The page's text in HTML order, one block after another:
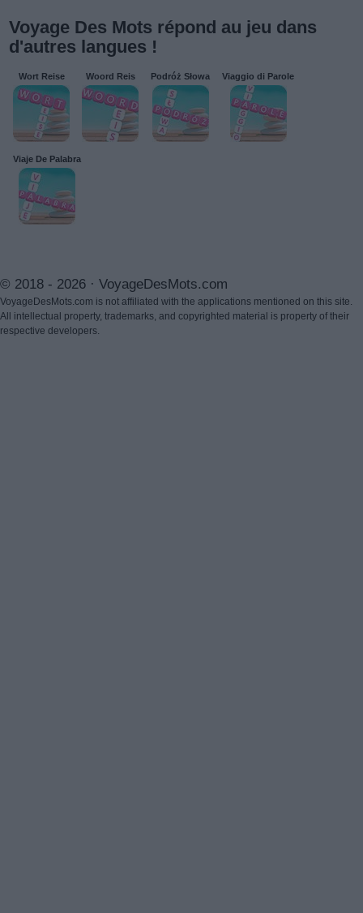
Voyage Des Mots répond au jeu dans
d'autres langues !
Wort Reise Woord Reis Podróż Słowa Viaggio di Parole
Viaje De Palabra
© 2018 - 2026 · VoyageDesMots.com
VoyageDesMots.com is not affiliated with the applications mentioned on this site.
All intellectual property, trademarks, and copyrighted material is property of their
respective developers.